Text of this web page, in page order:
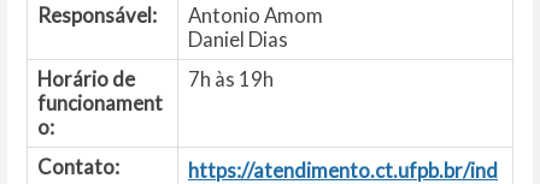
Responsável:
Antonio Amom
Daniel Dias
Horário de
funcionament
o:
7h às 19h
Contato:
https://atendimento.ct.ufpb.br/ind